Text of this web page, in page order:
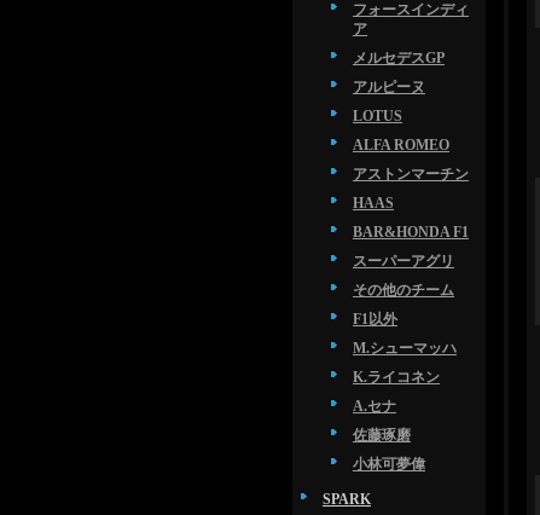
フォースインディ
ア
メルセデスGP
アルピーヌ
LOTUS
ALFA ROMEO
アストンマーチン
HAAS
BAR&HONDA F1
スーパーアグリ
その他のチーム
F1以外
M.シューマッハ
K.ライコネン
A.セナ
佐藤琢磨
小林可夢偉
SPARK